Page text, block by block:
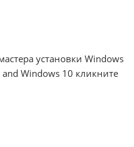
установки Windows
Windows 10 кликните